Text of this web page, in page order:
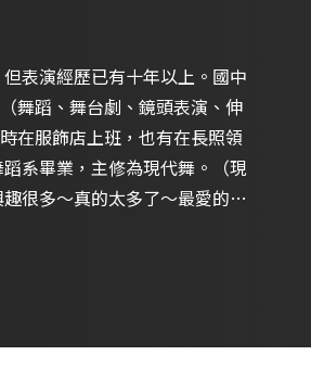
表演經歷已有十年以上。國中
舞蹈、舞台劇、鏡頭表演、伸
在服飾店上班，也有在長照領
系畢業，主修為現代舞。（現
很多～真的太多了～最愛的興